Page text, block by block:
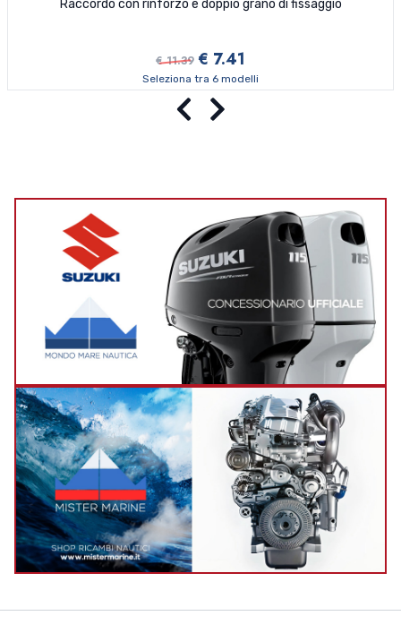
Raccordo con rinforzo e doppio grano di fissaggio
€ 11.39 € 7.41
Seleziona tra 6 modelli